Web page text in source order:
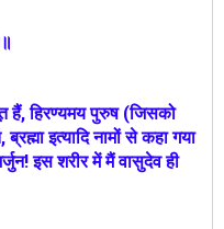
हैं, हिरण्यमय पुरुष (जिसको
ब्रह्मा इत्यादि नामों से कहा गया
इस शरीर में मैं वासुदेव ही